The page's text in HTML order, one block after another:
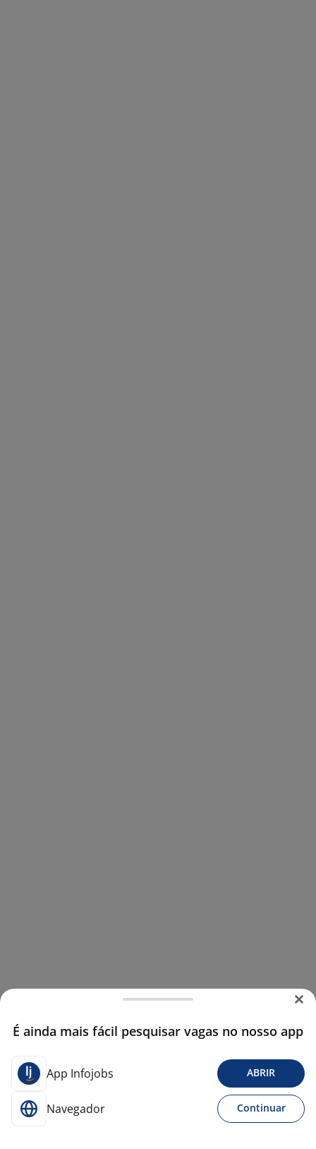
É ainda mais fácil pesquisar vagas no nosso app
App Infojobs ABRIR
Navegador Continuar